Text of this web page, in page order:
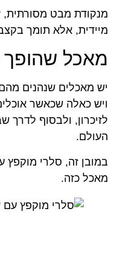
מנקודת מבט מסורתית,
מיידית, אלא תומך
מאכל שהופך
יש מאכלים שנהנים
ויש כאלה שכאשר
לזיכרון, ולבסוף לדרך
העולם.
במובן זה, סלרי
מאכל כזה.